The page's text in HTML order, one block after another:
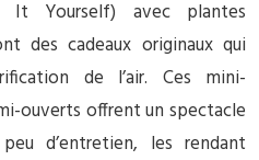
It Yourself) avec plantes
des cadeaux originaux qui
de l’air. Ces mini-
ouverts offrent un spectacle
d’entretien, les rendant